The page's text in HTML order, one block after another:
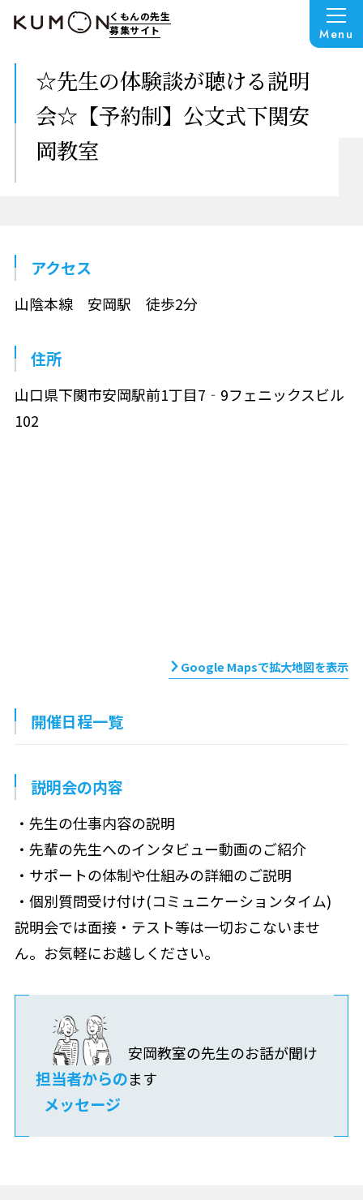
くもんの先生
募集サイト
Menu
☆先生の体験談が聴ける説明
会☆【予約制】公文式下関安
岡教室
アクセス
山陰本線 安岡駅 徒歩2分
住所
山口県下関市安岡駅前1丁目7‐9フェニックスビル
102
Google Mapsで拡大地図を表示
開催日程一覧
説明会の内容
・先生の仕事内容の説明
・先輩の先生へのインタビュー動画のご紹介
・サポートの体制や仕組みの詳細のご説明
・個別質問受け付け(コミュニケーションタイム)
説明会では面接・テスト等は一切おこないませ
ん。お気軽にお越しください。
担当者からの
メッセージ
安岡教室の先生のお話が聞け
ます